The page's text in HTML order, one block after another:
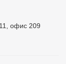
офис 209